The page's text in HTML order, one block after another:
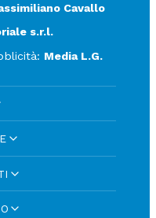
Cavallo
s.r.l.
Media L.G.